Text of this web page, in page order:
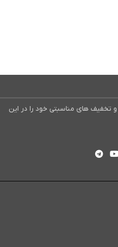
تخفیف های مناسبتی خود را در این